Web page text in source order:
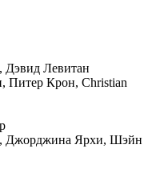
Левитан
Питер Крон, Christian
Джорджина Ярхи, Шэйн